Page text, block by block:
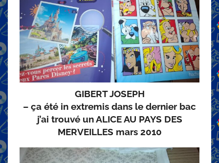
GIBERT JOSEPH
– ça été in extremis dans le dernier bac
j’ai trouvé un ALICE AU PAYS DES
MERVEILLES mars 2010